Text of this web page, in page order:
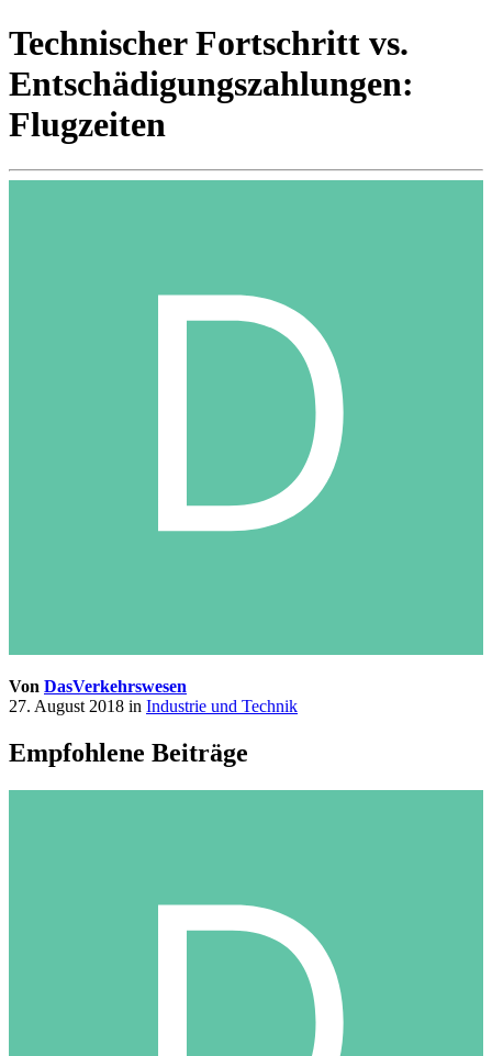
Technischer Fortschritt vs.
Entschädigungszahlungen:
Flugzeiten
Von DasVerkehrswesen
27. August 2018 in Industrie und Technik
Empfohlene Beiträge